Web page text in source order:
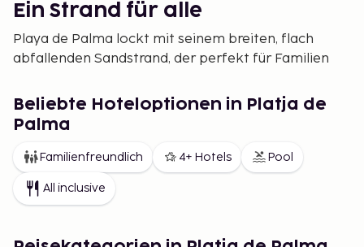
Ein Strand für alle
Playa de Palma lockt mit seinem breiten, flach
abfallenden Sandstrand, der perfekt für Familien
Sonnenliegen, Strandschirme und Sandburgen. Für
Abenteuerlustige gibt es Möglichkeiten für
Schnorcheln. Die ausgezeichnete Lage des Strandes
ermöglicht es, Badevergnügen mit Ausflügen nach
Palma oder in eines der charmanten umliegenden
Beliebte Hoteloptionen in Platja de
Palma
Familienfreundlich 4+ Hotels Pool
All inclusive